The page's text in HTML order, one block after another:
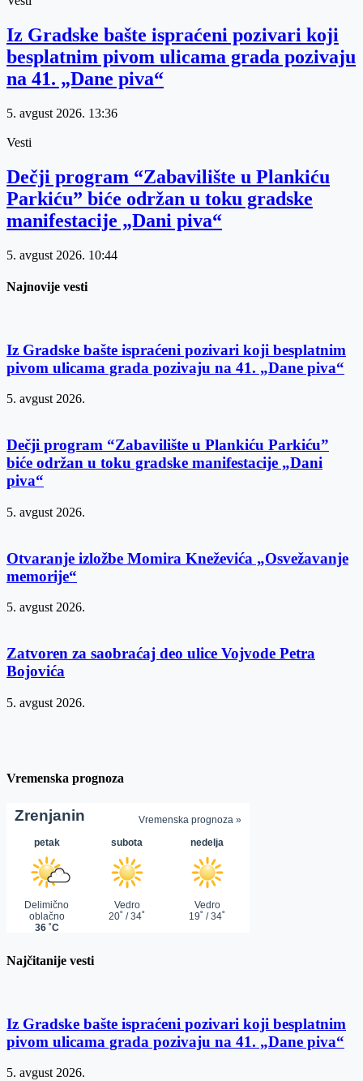
Iz Gradske bašte ispraćeni pozivari koji
besplatnim pivom ulicama grada pozivaju
na 41. „Dane piva“
5. avgust 2026. 13:36
Vesti
Dečji program “Zabavilište u Plankiću
Parkiću” biće održan u toku gradske
manifestacije „Dani piva“
5. avgust 2026. 10:44
Najnovije vesti
Iz Gradske bašte ispraćeni pozivari koji besplatnim
pivom ulicama grada pozivaju na 41. „Dane piva“
5. avgust 2026.
Dečji program “Zabavilište u Plankiću Parkiću”
biće održan u toku gradske manifestacije „Dani
piva“
5. avgust 2026.
Otvaranje izložbe Momira Kneževića „Osvežavanje
memorije“
5. avgust 2026.
Zatvoren za saobraćaj deo ulice Vojvode Petra
Bojovića
5. avgust 2026.
Vremenska prognoza
Najčitanije vesti
Iz Gradske bašte ispraćeni pozivari koji besplatnim
pivom ulicama grada pozivaju na 41. „Dane piva“
5. avgust 2026.